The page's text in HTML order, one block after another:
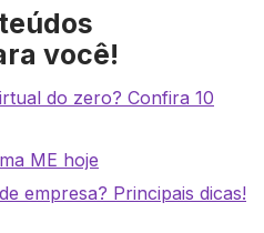
você!
do zero? Confira 10
ME hoje
empresa? Principais dicas!